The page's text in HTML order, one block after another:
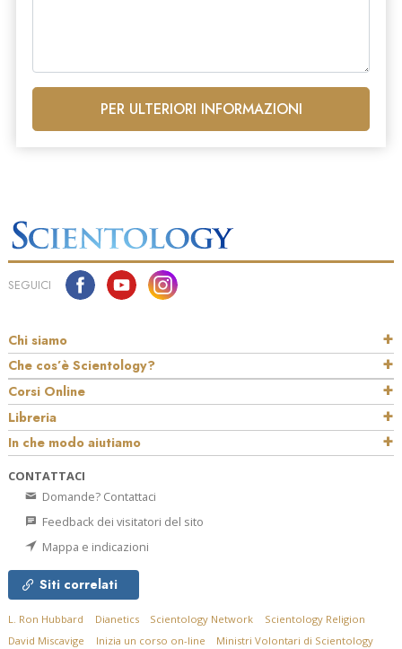
PER ULTERIORI INFORMAZIONI
SEGUICI
Chi siamo
Che cos’è Scientology?
Corsi Online
Libreria
In che modo aiutiamo
CONTATTACI
Domande? Contattaci
Feedback dei visitatori del sito
Mappa e indicazioni
Siti correlati
L. Ron Hubbard Dianetics Scientology Network
Scientology Religion
David Miscavige
Inizia un corso on-line Ministri Volontari di Scientology